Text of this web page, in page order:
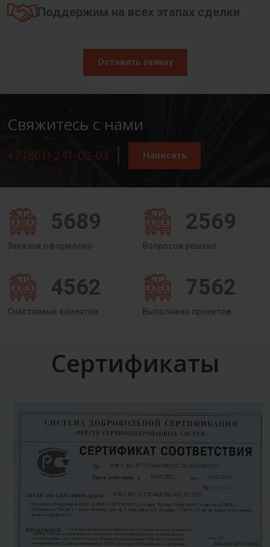
Поддержим на всех этапах сделки
Оставить заявку
Свяжитесь с нами
+7 (861) 241-02-03 Написать
5689
Заказов оформлено
2569
Вопросов решено
4562
Счастливых клиентов
7562
Выполнено проектов
Сертификаты